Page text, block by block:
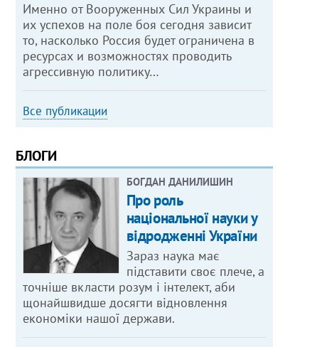
Именно от Вооруженных Сил Украины и
их успехов на поле боя сегодня зависит
то, насколько Россия будет ограничена в
ресурсах и возможностях проводить
агрессивную политику…
Все публикации
БЛОГИ
БОГДАН ДАНИЛИШИН
Про роль
національної науки у
відродженні України
Зараз наука має
підставити своє плече, а
точніше вкласти розум і інтелект, аби
щонайшвидше досягти відновлення
економіки нашої держави.